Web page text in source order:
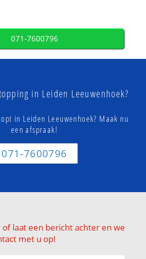
071-7600796
in Leiden Leeuwenhoek?
in Leiden Leeuwenhoek? Maak nu
een afspraak!
071-7600796
laat een bericht achter en we
met u op!